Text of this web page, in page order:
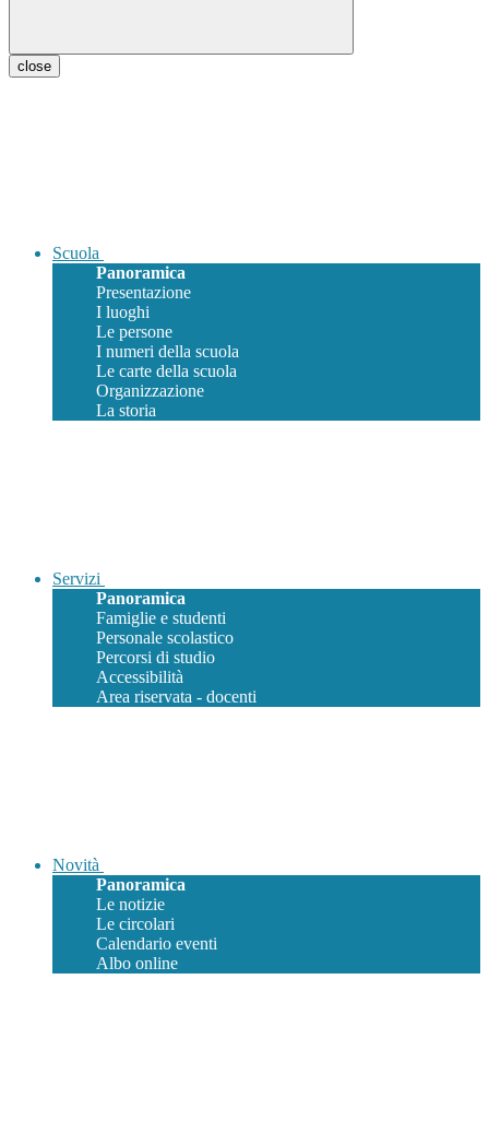
close
Scuola
Panoramica
Presentazione
I luoghi
Le persone
I numeri della scuola
Le carte della scuola
Organizzazione
La storia
Servizi
Panoramica
Famiglie e studenti
Personale scolastico
Percorsi di studio
Accessibilità
Area riservata - docenti
Novità
Panoramica
Le notizie
Le circolari
Calendario eventi
Albo online